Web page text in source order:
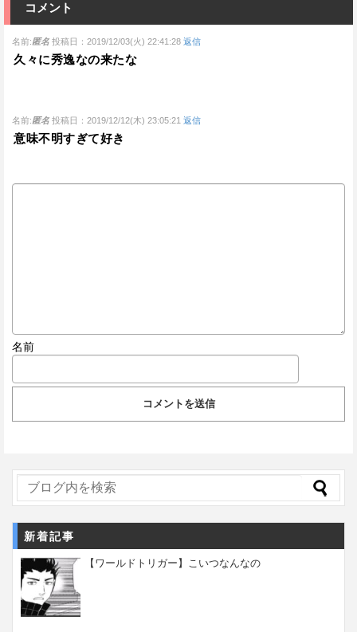
コメント
名前:匿名 投稿日：2019/12/03(火) 22:41:28 返信
久々に秀逸なの来たな
名前:匿名 投稿日：2019/12/12(木) 23:05:21 返信
意味不明すぎて好き
名前
新着記事
【ワールドトリガー】こいつなんなの